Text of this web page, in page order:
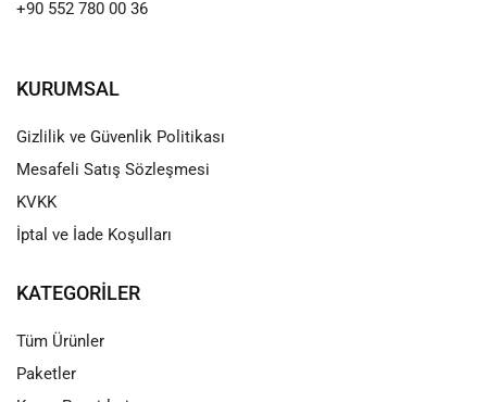
+90 552 780 00 36
KURUMSAL
Gizlilik ve Güvenlik Politikası
Mesafeli Satış Sözleşmesi
KVKK
İptal ve İade Koşulları
KATEGORILER
Tüm Ürünler
Paketler